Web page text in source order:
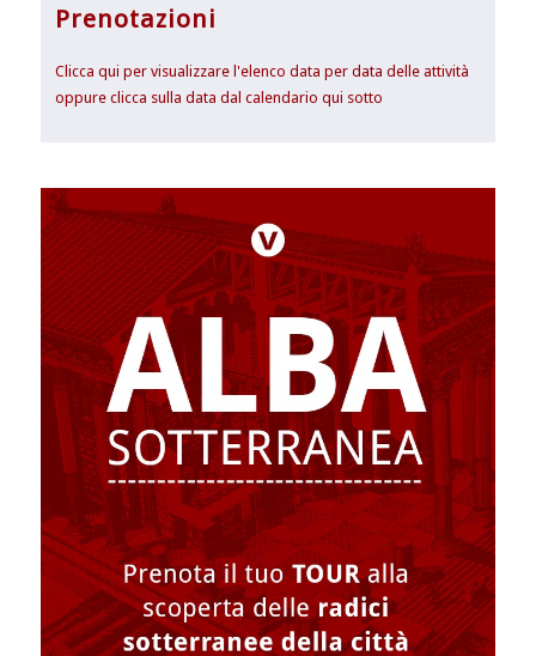
Prenotazioni
Clicca qui per visualizzare l'elenco data per data delle attività
oppure clicca sulla data dal calendario qui sotto